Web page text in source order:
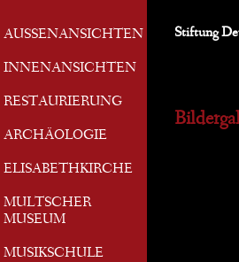
AUSSENANSICHTEN
INNENANSICHTEN
RESTAURIERUNG
ARCHÄOLOGIE
ELISABETHKIRCHE
MULTSCHER
MUSEUM
MUSIKSCHULE
Stiftung